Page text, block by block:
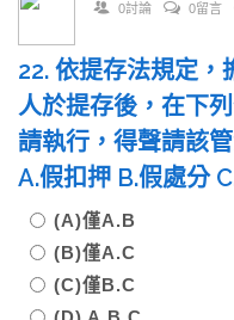
0討論 0留言
22. 依提存法規定，
人於提存後，在下
請執行，得聲請該
A.假扣押 B.假處分
(A)僅A.B
(B)僅A.C
(C)僅B.C